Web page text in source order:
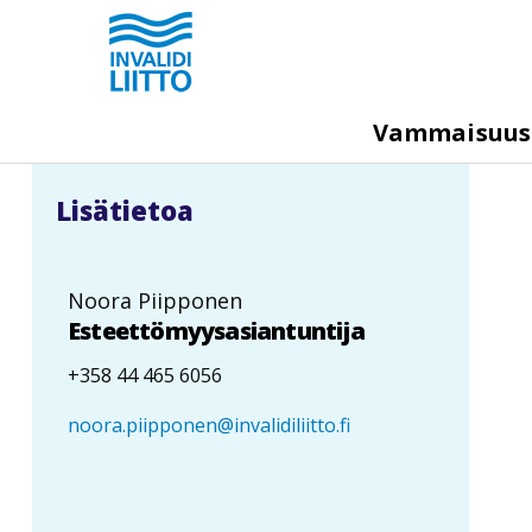
pääsisältöön
e
g
a
e
n
u
Vammaisuus
Lisätietoa
Noora Piipponen
Esteettömyysasiantuntija
+358 44 465 6056
noora.piipponen@invalidiliitto.fi